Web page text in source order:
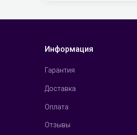
Информация
Гарантия
Доставка
Оплата
Отзывы